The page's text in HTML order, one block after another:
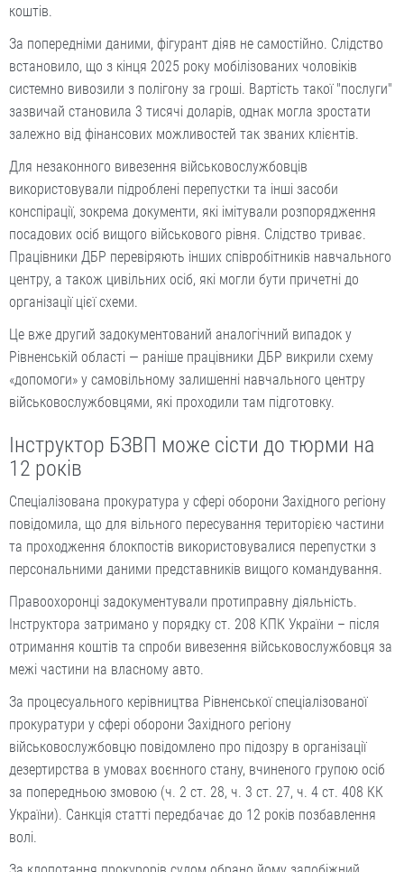
коштів.
За попередніми даними, фігурант діяв не самостійно. Слідство
встановило, що з кінця 2025 року мобілізованих чоловіків
системно вивозили з полігону за гроші. Вартість такої "послуги"
зазвичай становила 3 тисячі доларів, однак могла зростати
залежно від фінансових можливостей так званих клієнтів.
Для незаконного вивезення військовослужбовців
використовували підроблені перепустки та інші засоби
конспірації, зокрема документи, які імітували розпорядження
посадових осіб вищого військового рівня. Слідство триває.
Працівники ДБР перевіряють інших співробітників навчального
центру, а також цивільних осіб, які могли бути причетні до
організації цієї схеми.
Це вже другий задокументований аналогічний випадок у
Рівненській області — раніше працівники ДБР викрили схему
«допомоги» у самовільному залишенні навчального центру
військовослужбовцями, які проходили там підготовку.
Інструктор БЗВП може сісти до тюрми на
12 років
Спеціалізована прокуратура у сфері оборони Західного регіону
повідомила, що для вільного пересування територією частини
та проходження блокпостів використовувалися перепустки з
персональними даними представників вищого командування.
Правоохоронці задокументували протиправну діяльність.
Інструктора затримано у порядку ст. 208 КПК України – після
отримання коштів та спроби вивезення військовослужбовця за
межі частини на власному авто.
За процесуального керівництва Рівненської спеціалізованої
прокуратури у сфері оборони Західного регіону
військовослужбовцю повідомлено про підозру в організації
дезертирства в умовах воєнного стану, вчиненого групою осіб
за попередньою змовою (ч. 2 ст. 28, ч. 3 ст. 27, ч. 4 ст. 408 КК
України). Санкція статті передбачає до 12 років позбавлення
волі.